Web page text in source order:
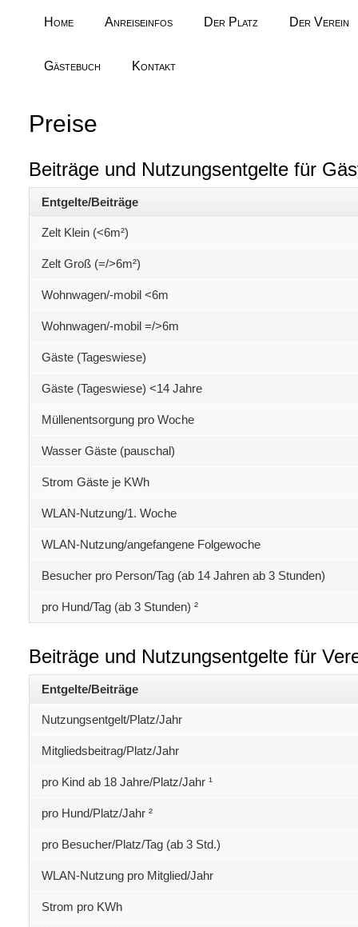
Home Anreiseinfos Der Platz Der Verein
Gästebuch Kontakt
Preise
Beiträge und Nutzungsentgelte für
Entgelte/Beiträge
Zelt Klein (<6m²)
Zelt Groß (=/>6m²)
Wohnwagen/-mobil <6m
Wohnwagen/-mobil =/>6m
Gäste (Tageswiese)
Gäste (Tageswiese) <14 Jahre
Müllenentsorgung pro Woche
Wasser Gäste (pauschal)
Strom Gäste je KWh
WLAN-Nutzung/1. Woche
WLAN-Nutzung/angefangene Folgewoche
Besucher pro Person/Tag (ab 14 Jahren ab 3 Stunden)
pro Hund/Tag (ab 3 Stunden) ²
Beiträge und Nutzungsentgelte für
Entgelte/Beiträge
Nutzungsentgelt/Platz/Jahr
Mitgliedsbeitrag/Platz/Jahr
pro Kind ab 18 Jahre/Platz/Jahr ¹
pro Hund/Platz/Jahr ²
pro Besucher/Platz/Tag (ab 3 Std.)
WLAN-Nutzung pro Mitglied/Jahr
Strom pro KWh